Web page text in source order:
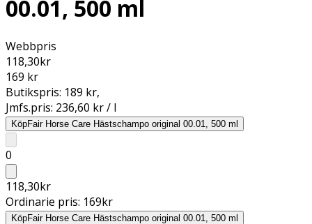
00.01, 500 ml
Webbpris
118,30kr
169 kr
Butikspris: 189 kr,
Jmfs.pris: 236,60 kr / l
KöpFair Horse Care Hästschampo original 00.01, 500 ml
0
118,30kr
Ordinarie pris: 169kr
KöpFair Horse Care Hästschampo original 00.01, 500 ml